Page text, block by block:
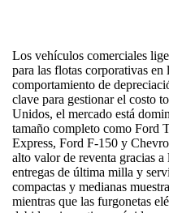
Los vehículos comerciales
para las flotas corporativas
comportamiento de
clave para gestionar el costo
Unidos, el mercado está
tamaño completo como Ford
Express, Ford F‑150 y
alto valor de reventa gracias
entregas de última milla y
compactas y medianas
mientras que las furgonetas